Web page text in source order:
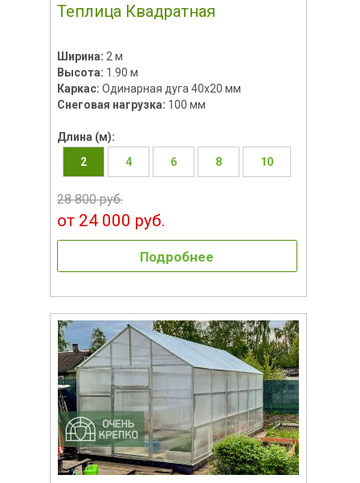
Теплица Квадратная
Ширина: 2 м
Высота: 1.90 м
Каркас: Одинарная дуга 40х20 мм
Снеговая нагрузка: 100 мм
Длина (м):
2
4 6 8 10
28 800 руб.
от 24 000 руб.
Подробнее